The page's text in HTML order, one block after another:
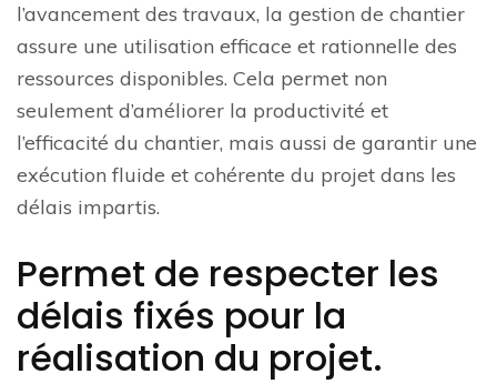
l’avancement des travaux, la gestion de chantier
assure une utilisation efficace et rationnelle des
ressources disponibles. Cela permet non
seulement d’améliorer la productivité et
l’efficacité du chantier, mais aussi de garantir une
exécution fluide et cohérente du projet dans les
délais impartis.
Permet de respecter les
délais fixés pour la
réalisation du projet.